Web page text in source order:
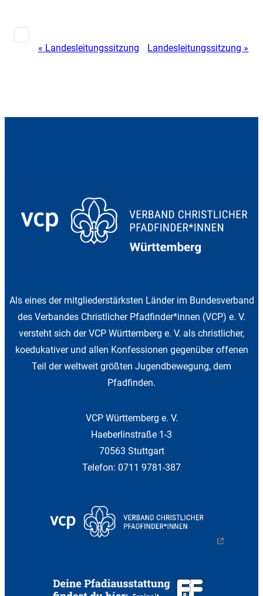
Veranstaltung-
« Landesleitungssitzung Landesleitungssitzung »
Als eines der mitgliederstärksten Länder im Bundesverband
des Verbandes Christlicher Pfadfinder*innen (VCP) e. V.
versteht sich der VCP Württemberg e. V. als christlicher,
koedukativer und allen Konfessionen gegenüber offenen
Teil der weltweit größten Jugendbewegung, dem
Pfadfinden.
VCP Württemberg e. V.
Haeberlinstraße 1-3
70563 Stuttgart
Telefon: 0711 9781-387